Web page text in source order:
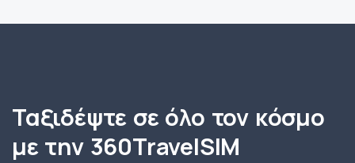
Ταξιδέψτε σε όλο τον κόσμο
με την 360TravelSIM